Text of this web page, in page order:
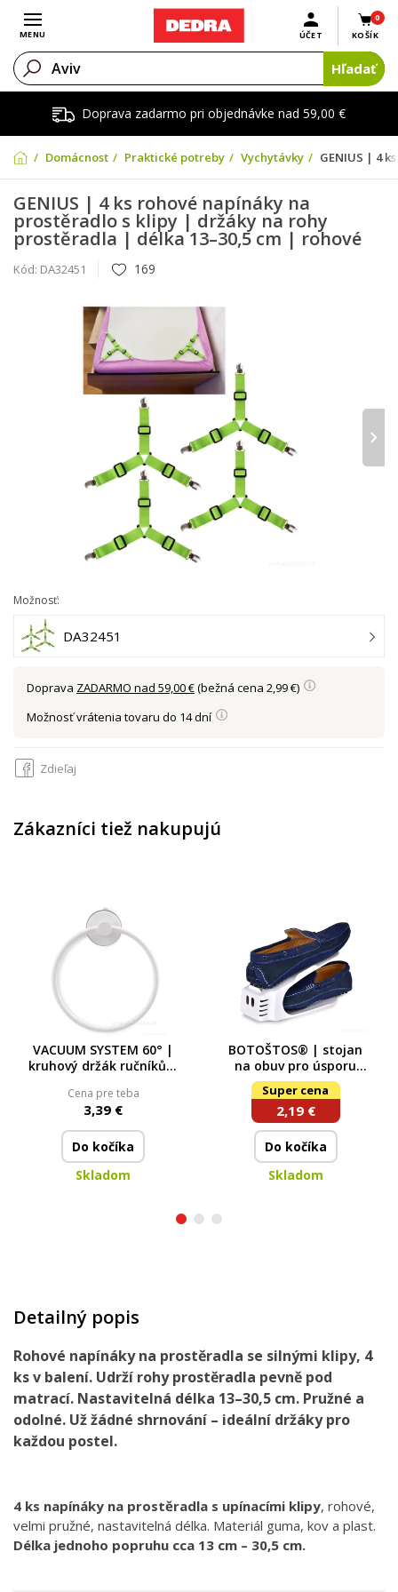
Doprava zadarmo pri objednávke nad 59,00 €
Otvoriť menu
MENU
0
KOŠÍK
ÚČET
Hľadať
Domácnosť Praktické potreby Vychytávky GENIUS | 4
GENIUS | 4 ks rohové napínáky na
prostěradlo s klipy | držáky na rohy
prostěradla | délka 13–30,5 cm | rohové
Kód: DA32451 169
›
Možnosť:
DA32451
Doprava ZADARMO nad 59,00 €(bežná cena 2,99 €)
Možnosť vrátenia tovaru do 14 dní
Zdieľaj
Zákazníci tiež nakupujú
VACUUM SYSTEM 60° |
kruhový držák ručníků a
systém | bez nutnosti
poutka
Cena pre teba
3,39 €
Do kočíka
Skladom
BOTOŠTOS® | stojan
na obuv pro úsporu
místa v botníku | proti­
skluzový plastový
organizér
Super cena
2,19 €
Do kočíka
Skladom
Detailný popis
Rohové napínáky na prostěradla se silnými klipy, 4
ks v balení. Udrží rohy prostěradla pevně pod
matrací. Nastavitelná délka 13–30,5 cm. Pružné a
odolné. Už žádné shrnování – ideální držáky pro
každou postel.
4 ks napínáky na prostěradla s upínacími klipy, rohové,
velmi pružné, nastavitelná délka. Materiál guma, kov a plast.
Délka jednoho popruhu cca 13 cm – 30,5 cm.